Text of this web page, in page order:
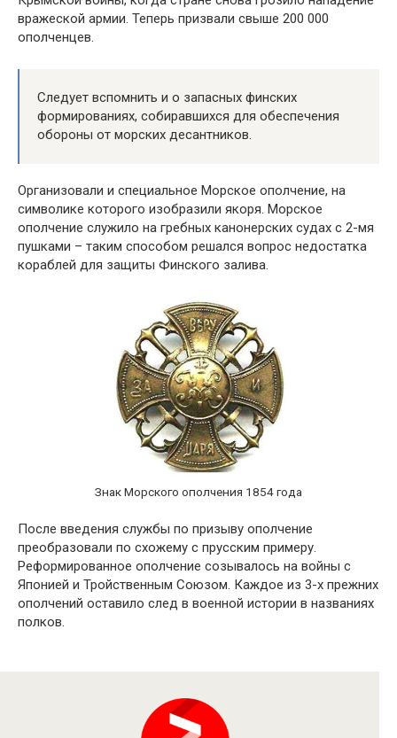
вражеской армии. Теперь призвали свыше 200 000
ополченцев.
Следует вспомнить и о запасных финских
формированиях, собиравшихся для обеспечения
обороны от морских десантников.
Организовали и специальное Морское ополчение, на
символике которого изобразили якоря. Морское
ополчение служило на гребных канонерских судах с 2-мя
пушками – таким способом решался вопрос недостатка
кораблей для защиты Финского залива.
Знак Морского ополчения 1854 года
После введения службы по призыву ополчение
преобразовали по схожему с прусским примеру.
Реформированное ополчение созывалось на войны с
Японией и Тройственным Союзом. Каждое из 3-х прежних
ополчений оставило след в военной истории в названиях
полков.